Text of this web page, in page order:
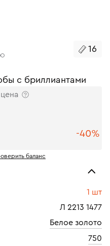
16
с бриллиантами
-40%
баланс
1 шт
Л 2213 1477
Белое золото
750